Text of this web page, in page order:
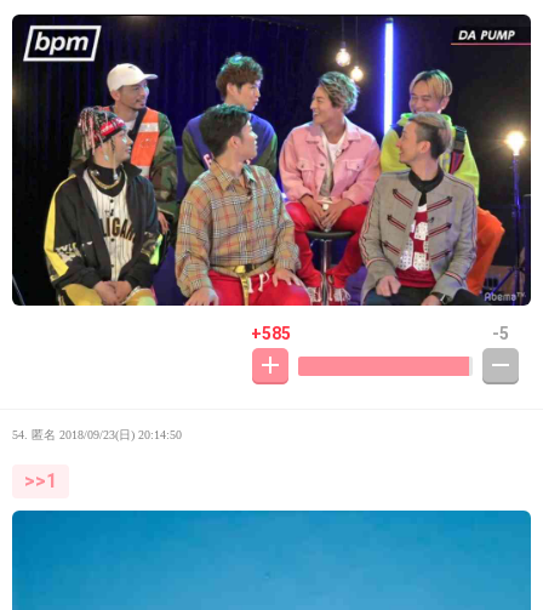
+585 -5
54. 匿名 2018/09/23(日) 20:14:50
>>1